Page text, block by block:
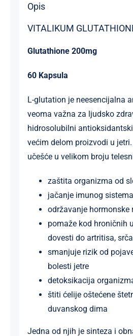
Opis
VITALIKUM
Glutathione 200mg
60 Kapsula
L-glutation je neesencijalna
veoma važna za ljudsko
hidrosolubilni
većim delom proizvodi u
učešće u velikom broju
zaštita organizma od
jačanje imunog sistema
održavanje hormonske
pomaže kod hroničnih
dovesti do artritisa,
smanjuje rizik od
bolesti jetre
detoksikacija
štiti ćelije oštećene
duvanskog dima
Jedna od njih je sinteza i